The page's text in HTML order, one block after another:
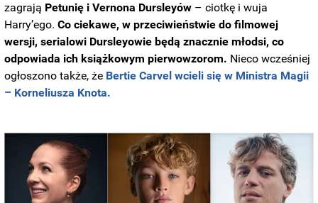
zagrają Petunię i Vernona Dursleyów – ciotkę i wuja
Harry’ego.Co ciekawe, w przeciwieństwie do filmowej
wersji, serialowi Dursleyowie będą znacznie młodsi, co
odpowiada ich książkowym pierwowzorom. Nieco wcześniej
ogłoszono także, że Bertie Carvel wcieli się w Ministra Magii
– Korneliusza Knota.